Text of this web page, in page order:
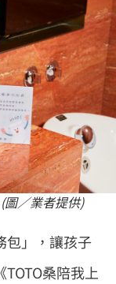
／業者提供)
包」，讓孩子
桑陪我上